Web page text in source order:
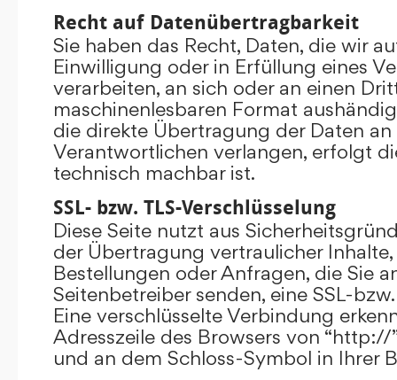
Recht auf Datenübertragbarkeit
Sie haben das Recht, Daten, die wir
Einwilligung oder in Erfüllung eines
verarbeiten, an sich oder an einen
maschinenlesbaren Format
die direkte Übertragung der Daten
Verantwortlichen verlangen, erfolgt
technisch machbar ist.
SSL- bzw. TLS-Verschlüsselung
Diese Seite nutzt aus
der Übertragung vertraulicher
Bestellungen oder Anfragen, die Sie
Seitenbetreiber senden, eine SSL-
Eine verschlüsselte Verbindung
Adresszeile des Browsers von
und an dem Schloss-Symbol in Ihrer